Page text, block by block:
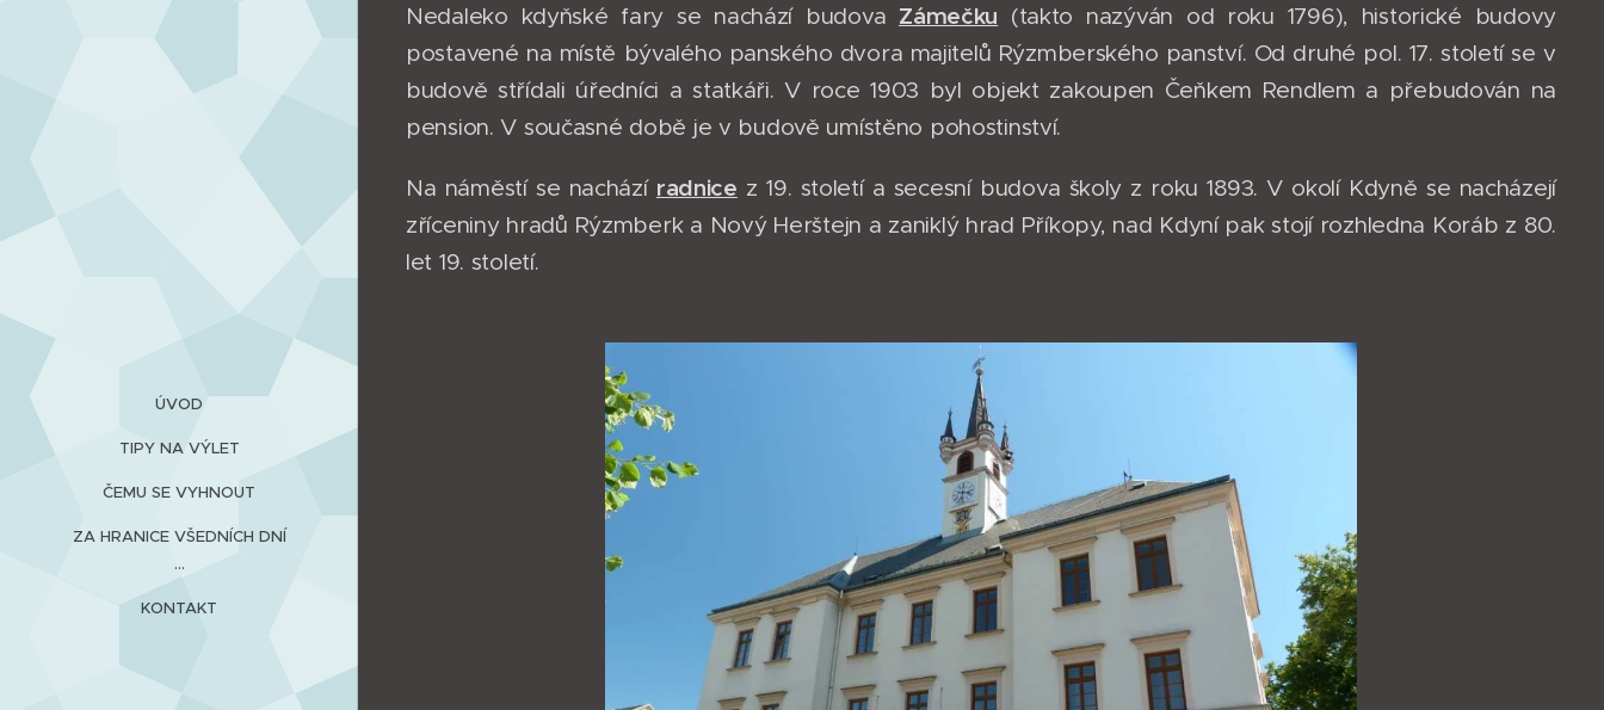
ÚVOD
TIPY NA VÝLET
ČEMU SE VYHNOUT
ZA HRANICE VŠEDNÍCH DNÍ
...
KONTAKT
Nedaleko kdyňské fary se nachází budova Zámečku (takto nazýván od roku 1796), historické budovy
postavené na místě bývalého panského dvora majitelů Rýzmberského panství. Od druhé pol. 17. století se v
budově střídali úředníci a statkáři. V roce 1903 byl objekt zakoupen Čeňkem Rendlem a přebudován na
pension. V současné době je v budově umístěno pohostinství.
Na náměstí se nachází radnice z 19. století a secesní budova školy z roku 1893. V okolí Kdyně se nacházejí
zříceniny hradů Rýzmberk a Nový Herštejn a zaniklý hrad Příkopy, nad Kdyní pak stojí rozhledna Koráb z 80.
let 19. století.